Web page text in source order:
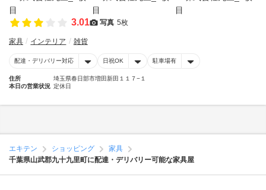
3.01 写真 5枚
家具 インテリア 雑貨
配達・デリバリー対応 日祝OK 駐車場有
住所
埼玉県春日部市増田新田１１７−１
本日の営業状況 定休日
エキテン ショッピング
家具
千葉県山武郡九十九里町に配達・デリバリー可能な家具屋